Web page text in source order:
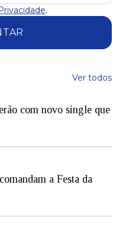
.
Ver todos
com novo single que
a Festa da